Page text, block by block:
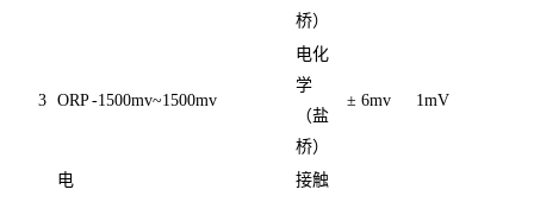
桥）
3 ORP-1500mv~1500mv
电化
学
（盐
桥）
± 6mv 1mV
电
接触